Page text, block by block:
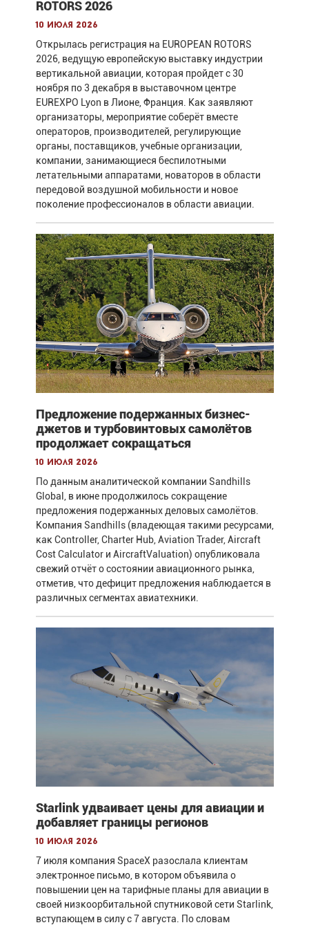
ROTORS 2026
10 июля 2026
Открылась регистрация на EUROPEAN ROTORS
2026, ведущую европейскую выставку индустрии
вертикальной авиации, которая пройдет с 30
ноября по 3 декабря в выставочном центре
EUREXPO Lyon в Лионе, Франция. Как заявляют
организаторы, мероприятие соберёт вместе
операторов, производителей, регулирующие
органы, поставщиков, учебные организации,
компании, занимающиеся беспилотными
летательными аппаратами, новаторов в области
передовой воздушной мобильности и новое
поколение профессионалов в области авиации.
Предложение подержанных бизнес-
джетов и турбовинтовых самолётов
продолжает сокращаться
10 июля 2026
По данным аналитической компании Sandhills
Global, в июне продолжилось сокращение
предложения подержанных деловых самолётов.
Компания Sandhills (владеющая такими ресурсами,
как Controller, Charter Hub, Aviation Trader, Aircraft
Cost Calculator и AircraftValuation) опубликовала
свежий отчёт о состоянии авиационного рынка,
отметив, что дефицит предложения наблюдается в
различных сегментах авиатехники.
Starlink удваивает цены для авиации и
добавляет границы регионов
10 июля 2026
7 июля компания SpaceX разослала клиентам
электронное письмо, в котором объявила о
повышении цен на тарифные планы для авиации в
своей низкоорбитальной спутниковой сети Starlink,
вступающем в силу с 7 августа. По словам